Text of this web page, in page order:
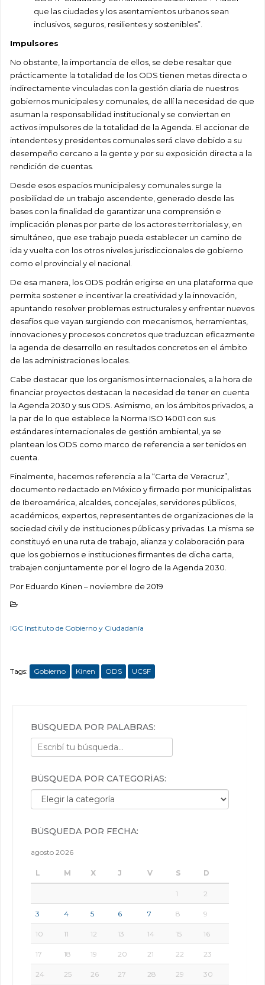
que las ciudades y los asentamientos urbanos sean
inclusivos, seguros, resilientes y sostenibles”.
Impulsores
No obstante, la importancia de ellos, se debe resaltar que
prácticamente la totalidad de los ODS tienen metas directa o
indirectamente vinculadas con la gestión diaria de nuestros
gobiernos municipales y comunales, de allí la necesidad de que
asuman la responsabilidad institucional y se conviertan en
activos impulsores de la totalidad de la Agenda. El accionar de
intendentes y presidentes comunales será clave debido a su
desempeño cercano a la gente y por su exposición directa a la
rendición de cuentas.
Desde esos espacios municipales y comunales surge la
posibilidad de un trabajo ascendente, generado desde las
bases con la finalidad de garantizar una comprensión e
implicación plenas por parte de los actores territoriales y, en
simultáneo, que ese trabajo pueda establecer un camino de
ida y vuelta con los otros niveles jurisdiccionales de gobierno
como el provincial y el nacional.
De esa manera, los ODS podrán erigirse en una plataforma que
permita sostener e incentivar la creatividad y la innovación,
apuntando resolver problemas estructurales y enfrentar nuevos
desafíos que vayan surgiendo con mecanismos, herramientas,
innovaciones y procesos concretos que traduzcan eficazmente
la agenda de desarrollo en resultados concretos en el ámbito
de las administraciones locales.
Cabe destacar que los organismos internacionales, a la hora de
financiar proyectos destacan la necesidad de tener en cuenta
la Agenda 2030 y sus ODS. Asimismo, en los ámbitos privados, a
la par de lo que establece la Norma ISO 14001 con sus
estándares internacionales de gestión ambiental, ya se
plantean los ODS como marco de referencia a ser tenidos en
cuenta.
Finalmente, hacemos referencia a la “Carta de Veracruz”,
documento redactado en México y firmado por municipalistas
de Iberoamérica, alcaldes, concejales, servidores públicos,
académicos, expertos, representantes de organizaciones de la
sociedad civil y de instituciones públicas y privadas. La misma se
constituyó en una ruta de trabajo, alianza y colaboración para
que los gobiernos e instituciones firmantes de dicha carta,
trabajen conjuntamente por el logro de la Agenda 2030.
Por Eduardo Kinen – noviembre de 2019
IGC Instituto de Gobierno y Ciudadanía
Tags: Gobierno Kinen ODS UCSF
BÚSQUEDA POR PALABRAS:
BÚSQUEDA POR CATEGORÍAS:
Búsqueda por categorías:
BÚSQUEDA POR FECHA:
agosto 2026
L M X J V S D
1 2
3 4 5 6 7 8 9
10 11 12 13 14 15 16
17 18 19 20 21 22 23
24 25 26 27 28 29 30